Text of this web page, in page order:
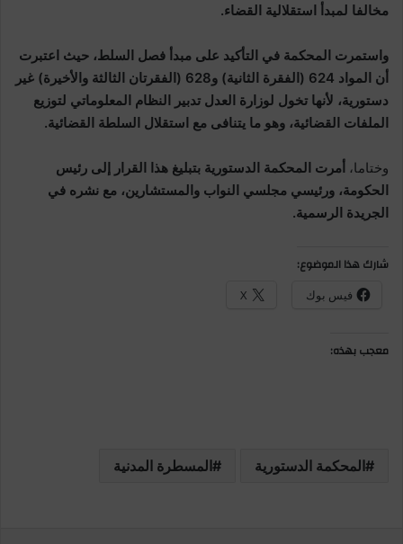
مخالفا لمبدأ استقلالية القضاء.
واستمرت المحكمة في التأكيد على مبدأ فصل السلط، حيث اعتبرت
أن المواد 624 (الفقرة الثانية) و628 (الفقرتان الثالثة والأخيرة) غير
دستورية، لأنها تخول لوزارة العدل تدبير النظام المعلوماتي لتوزيع
الملفات القضائية، وهو ما يتنافى مع استقلال السلطة القضائية.
وختاما، أمرت المحكمة الدستورية بتبليغ هذا القرار إلى رئيس
الحكومة، ورئيسي مجلسي النواب والمستشارين، مع نشره في
الجريدة الرسمية.
شارك هذا الموضوع:
فيس بوك X
معجب بهذه:
المحكمة الدستورية المسطرة المدنية